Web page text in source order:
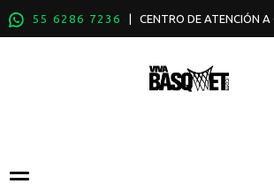
55 6286 7236 | CENTRO DE ATENCIÓN A
Categories